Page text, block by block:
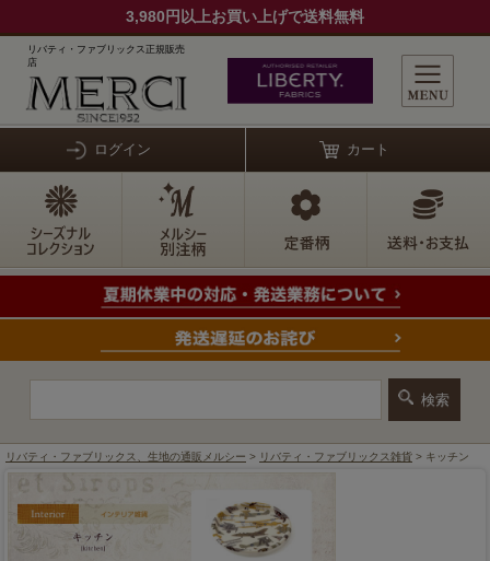
3,980円以上お買い上げで送料無料
リバティ・ファブリックス正規販売
店
ログイン カート
リバティ・ファブリックス、生地の通販メルシー > リバティ・ファブリックス雑貨 > キッチン